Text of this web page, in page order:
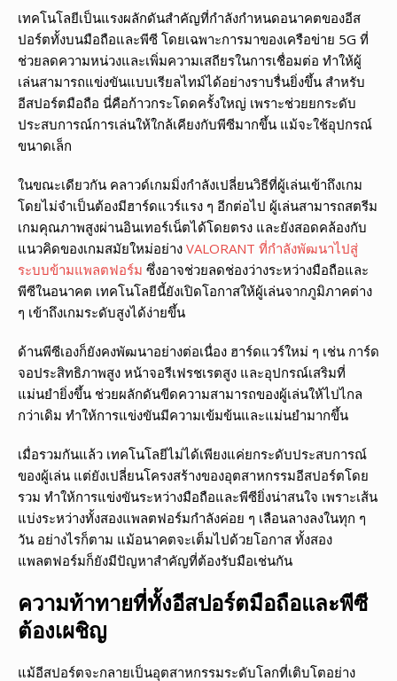
เทคโนโลยีเป็นแรงผลักดันสำคัญที่กำลังกำหนดอนาคตของอีส
ปอร์ตทั้งบนมือถือและพีซี โดยเฉพาะการมาของเครือข่าย 5G ที่
ช่วยลดความหน่วงและเพิ่มความเสถียรในการเชื่อมต่อ ทำให้ผู้
เล่นสามารถแข่งขันแบบเรียลไทม์ได้อย่างราบรื่นยิ่งขึ้น สำหรับ
อีสปอร์ตมือถือ นี่คือก้าวกระโดดครั้งใหญ่ เพราะช่วยยกระดับ
ประสบการณ์การเล่นให้ใกล้เคียงกับพีซีมากขึ้น แม้จะใช้อุปกรณ์
ขนาดเล็ก
ในขณะเดียวกัน คลาวด์เกมมิ่งกำลังเปลี่ยนวิธีที่ผู้เล่นเข้าถึงเกม
โดยไม่จำเป็นต้องมีฮาร์ดแวร์แรง ๆ อีกต่อไป ผู้เล่นสามารถสตรีม
เกมคุณภาพสูงผ่านอินเทอร์เน็ตได้โดยตรง และยังสอดคล้องกับ
แนวคิดของเกมสมัยใหม่อย่าง VALORANT ที่กำลังพัฒนาไปสู่
ระบบข้ามแพลตฟอร์ม ซึ่งอาจช่วยลดช่องว่างระหว่างมือถือและ
พีซีในอนาคต เทคโนโลยีนี้ยังเปิดโอกาสให้ผู้เล่นจากภูมิภาคต่าง
ๆ เข้าถึงเกมระดับสูงได้ง่ายขึ้น
ด้านพีซีเองก็ยังคงพัฒนาอย่างต่อเนื่อง ฮาร์ดแวร์ใหม่ ๆ เช่น การ์ด
จอประสิทธิภาพสูง หน้าจอรีเฟรชเรตสูง และอุปกรณ์เสริมที่
แม่นยำยิ่งขึ้น ช่วยผลักดันขีดความสามารถของผู้เล่นให้ไปไกล
กว่าเดิม ทำให้การแข่งขันมีความเข้มข้นและแม่นยำมากขึ้น
เมื่อรวมกันแล้ว เทคโนโลยีไม่ได้เพียงแค่ยกระดับประสบการณ์
ของผู้เล่น แต่ยังเปลี่ยนโครงสร้างของอุตสาหกรรมอีสปอร์ตโดย
รวม ทำให้การแข่งขันระหว่างมือถือและพีซียิ่งน่าสนใจ เพราะเส้น
แบ่งระหว่างทั้งสองแพลตฟอร์มกำลังค่อย ๆ เลือนลางลงในทุก ๆ
วัน อย่างไรก็ตาม แม้อนาคตจะเต็มไปด้วยโอกาส ทั้งสอง
แพลตฟอร์มก็ยังมีปัญหาสำคัญที่ต้องรับมือเช่นกัน
ความท้าทายที่ทั้งอีสปอร์ตมือถือและพีซี
ต้องเผชิญ
แม้อีสปอร์ตจะกลายเป็นอุตสาหกรรมระดับโลกที่เติบโตอย่าง